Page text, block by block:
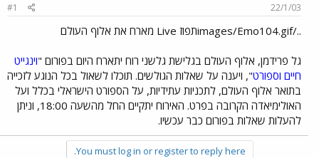
ש
ר
י
22/1/03
#1
../images/Emo104.gifתפוז Live מארח את אלוף העולם
גל פרידמן, אלוף העולם בגלישת גלשני רוח יתארח היום בפורום "וינגייט
חיים וספורט", ויענה על שאלות הגולשים. תוכלו לשאול בכל הנוגע לזכייה
בתואר אלוף העולם, לתכניות עתידיות, על הספורט הישראלי בכלל ועל
האולימיאדה הקרובה בפרט. האירוח יתקיים החל מהשעה 18:00, וניתן
להעלות שאלות בפורום כבר עכשיו.
You must log in or register to reply here.